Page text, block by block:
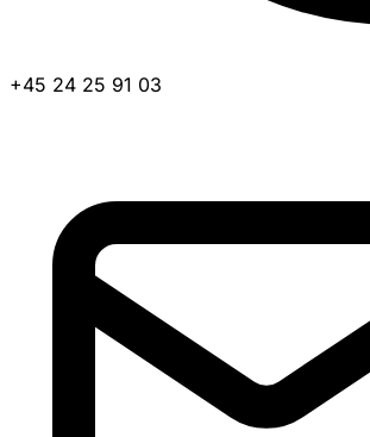
+45 24 25 91 03